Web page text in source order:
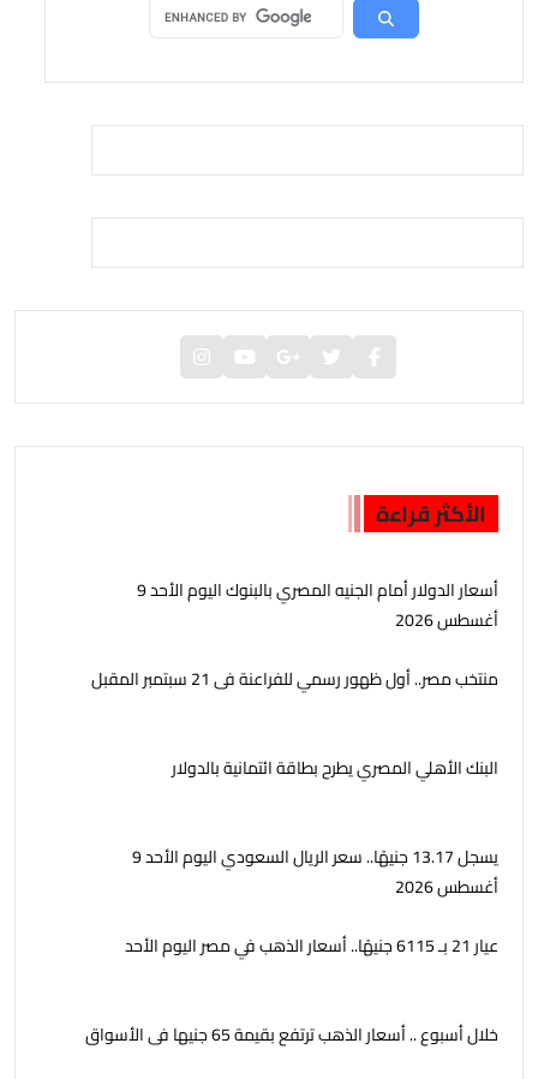
الأكثر قراءة
أسعار الدولار أمام الجنيه المصري بالبنوك اليوم الأحد 9
أغسطس 2026
منتخب مصر.. أول ظهور رسمي للفراعنة فى 21 سبتمبر المقبل
البنك الأهلي المصري يطرح بطاقة ائتمانية بالدولار
يسجل 13.17 جنيهًا.. سعر الريال السعودي اليوم الأحد 9
أغسطس 2026
عيار 21 بـ 6115 جنيهًا.. أسعار الذهب في مصر اليوم الأحد
خلال أسبوع .. أسعار الذهب ترتفع بقيمة 65 جنيها فى الأسواق